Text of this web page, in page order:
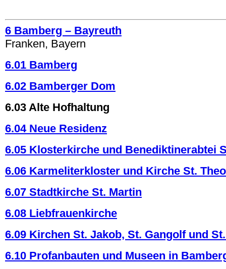
6 Bamberg – Bayreuth
Franken, Bayern
6.01 Bamberg
6.02 Bamberger Dom
6.03 Alte Hofhaltung
6.04 Neue Residenz
6.05 Klosterkirche und Benediktinerabtei
6.06 Karmeliterkloster und Kirche St.
6.07 Stadtkirche St. Martin
6.08 Liebfrauenkirche
6.09 Kirchen St. Jakob, St. Gangolf und
6.10 Profanbauten und Museen in